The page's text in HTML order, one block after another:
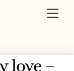
love –